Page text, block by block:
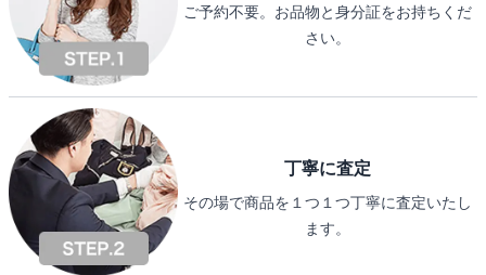
ご予約不要。お品物と身分証をお持ちくだ
さい。
丁寧に査定
その場で商品を１つ１つ丁寧に査定いたし
ます。